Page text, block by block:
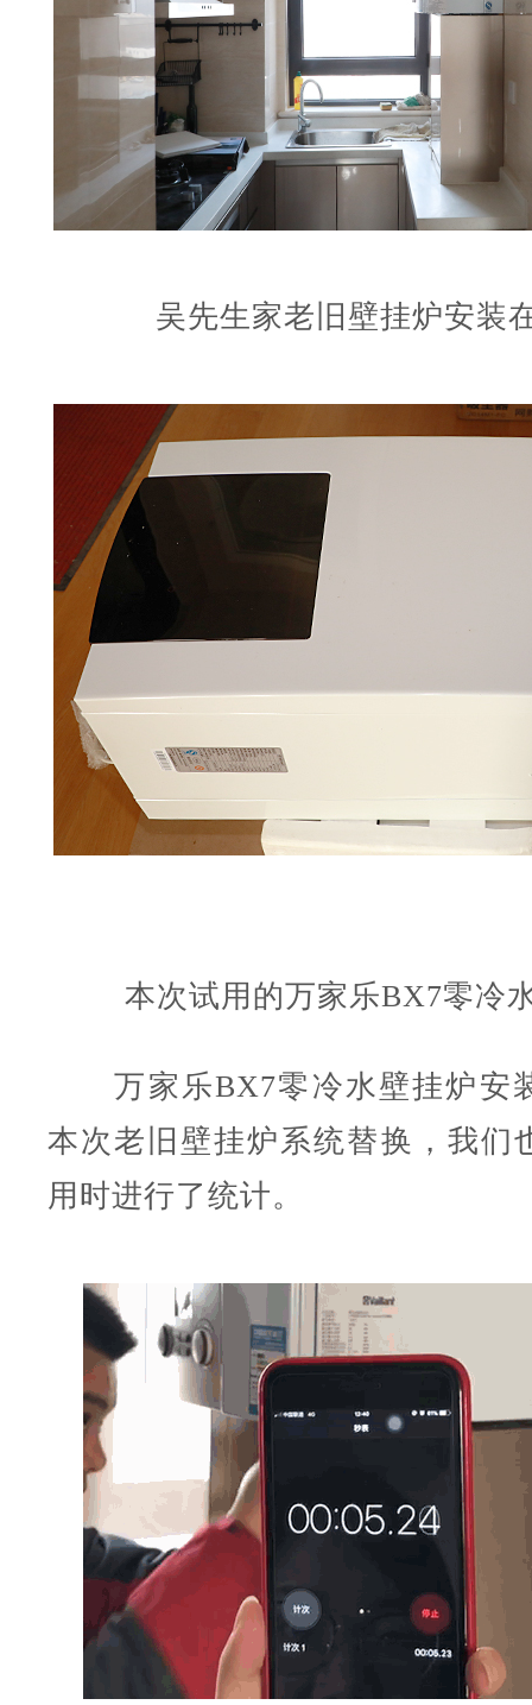
吴先生家老旧壁挂炉安装
本次试用的万家乐BX7零冷
万家乐BX7零冷水壁挂炉安
本次老旧壁挂炉系统替换，我们
用时进行了统计。